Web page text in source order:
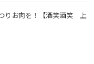
りお肉を！【酒笑酒笑 上